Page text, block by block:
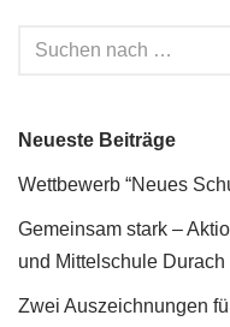
Neueste Beiträge
Wettbewerb “Neues
Gemeinsam stark –
und Mittelschule Durach
Zwei Auszeichnungen